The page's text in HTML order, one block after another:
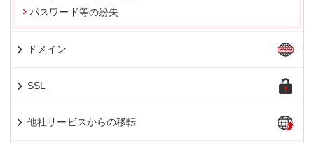
パスワード等の紛失
ドメイン
SSL
他社サービスからの移転